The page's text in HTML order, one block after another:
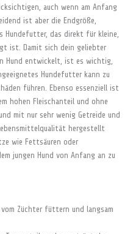
auch wenn am Anfang
ist aber die Endgröße,
Hundefutter, das direkt für kleine,
ist. Damit sich dein geliebter
Hund entwickelt, ist es wichtig,
Hundefutter kann zu
führen. Ebenso essenziell ist
hohen Fleischanteil und ohne
mit nur sehr wenig Getreide und
hergestellt
wie Fettsäuren oder
jungen Hund von Anfang an zu
Züchter füttern und langsam